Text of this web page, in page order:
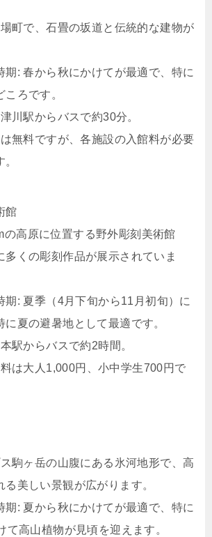
町で、石畳の坂道と伝統的な建物が
期: 春から秋にかけてが最適で、特に
ろです。
川駅からバスで約30分。
無料ですが、各施設の入館料が必要
館
の高原に位置する野外彫刻美術館
多くの彫刻作品が展示されていま
期: 夏季（4月下旬から11月初旬）に
に夏の避暑地として最適です。
駅からバスで約2時間。
は大人1,000円、小中学生700円で
駒ヶ岳の山腹にある氷河地形で、高
美しい景観が広がります。
期: 夏から秋にかけてが最適で、特に
て高山植物が見頃を迎えます。